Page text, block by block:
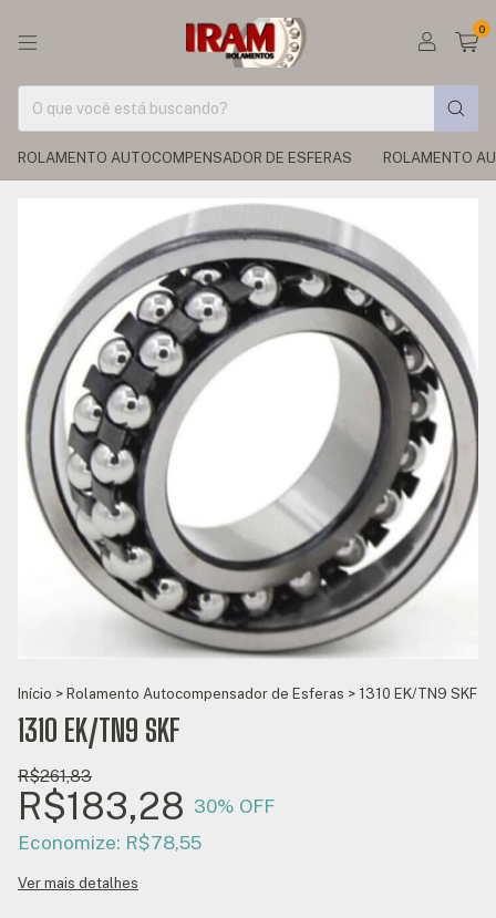
0
ROLAMENTO AUTOCOMPENSADOR DE ESFERAS ROLAMENTO
Início > Rolamento Autocompensador de Esferas > 1310 EK/TN9 SKF
1310 EK/TN9 SKF
R$261,83
R$183,28 30% OFF
Economize: R$78,55
Ver mais detalhes